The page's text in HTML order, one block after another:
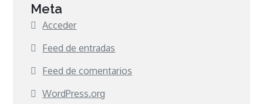
Meta
Acceder
Feed de entradas
Feed de comentarios
WordPress.org